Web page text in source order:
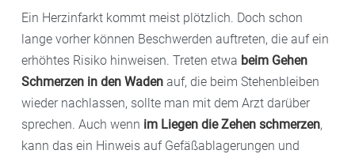
betroffen sind. Treten infolge des Herzinfarkts
lebensbedrohliche Herzrhythmusstörungen auf, muss
mit einem Defibrillator behandelt werden. Ein
Rettungswagen ist damit ausgestattet.
Ein Herzinfarkt kommt meist plötzlich. Doch schon
lange vorher können Beschwerden auftreten, die auf ein
erhöhtes Risiko hinweisen. Treten etwa beim Gehen
Schmerzen in den Waden auf, die beim Stehenbleiben
wieder nachlassen, sollte man mit dem Arzt darüber
sprechen. Auch wenn im Liegen die Zehen schmerzen,
kann das ein Hinweis auf Gefäßablagerungen und